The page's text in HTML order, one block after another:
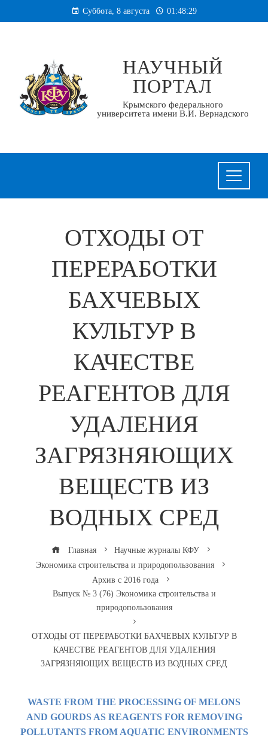
к
Суббота, 8 августа 01:48:30
НАУЧНЫЙ
ПОРТАЛ
Крымского федерального
университета имени В.И. Вернадского
ОТХОДЫ ОТ
ПЕРЕРАБОТКИ
БАХЧЕВЫХ
КУЛЬТУР В
КАЧЕСТВЕ
РЕАГЕНТОВ ДЛЯ
УДАЛЕНИЯ
ЗАГРЯЗНЯЮЩИХ
ВЕЩЕСТВ ИЗ
ВОДНЫХ СРЕД
Главная
Научные журналы КФУ
Экономика строительства и природопользования
Архив с 2016 года
Выпуск № 3 (76) Экономика строительства и
природопользования
ОТХОДЫ ОТ ПЕРЕРАБОТКИ БАХЧЕВЫХ КУЛЬТУР В
КАЧЕСТВЕ РЕАГЕНТОВ ДЛЯ УДАЛЕНИЯ
ЗАГРЯЗНЯЮЩИХ ВЕЩЕСТВ ИЗ ВОДНЫХ СРЕД
WASTE FROM THE PROCESSING OF MELONS
AND GOURDS AS REAGENTS FOR REMOVING
POLLUTANTS FROM AQUATIC ENVIRONMENTS